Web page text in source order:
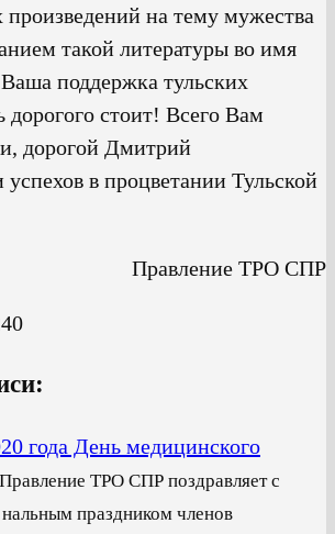
произведений на тему мужества
такой литературы во имя
поддержка тульских
дорогого стоит! Всего Вам
дорогой Дмитрий
успехов в процветании Тульской
Правление ТРО СПР
года День медицинского
Правление ТРО СПР поздравляет с
праздником членов